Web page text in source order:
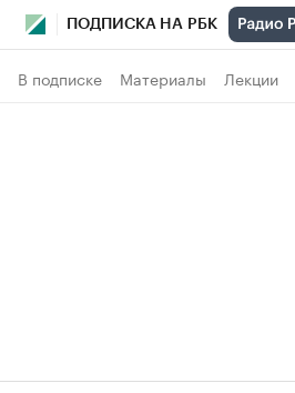
ПОДПИСКА НА РБК
В подписке Материалы Лекции